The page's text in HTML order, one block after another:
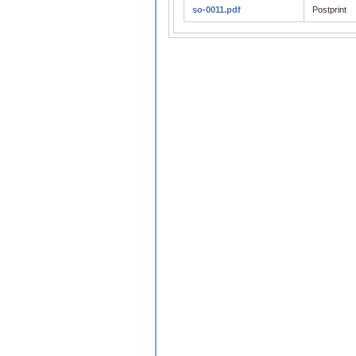
so-0011.pdf Postprint